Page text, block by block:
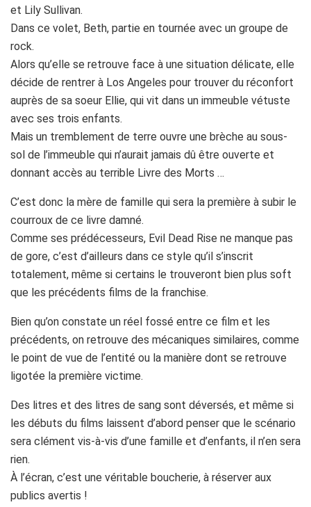
et Lily Sullivan.
Dans ce volet, Beth, partie en tournée avec un groupe de
rock.
Alors qu’elle se retrouve face à une situation délicate, elle
décide de rentrer à Los Angeles pour trouver du réconfort
auprès de sa soeur Ellie, qui vit dans un immeuble vétuste
avec ses trois enfants.
Mais un tremblement de terre ouvre une brèche au sous-
sol de l’immeuble qui n’aurait jamais dû être ouverte et
donnant accès au terrible Livre des Morts …
C’est donc la mère de famille qui sera la première à subir le
courroux de ce livre damné.
Comme ses prédécesseurs, Evil Dead Rise ne manque pas
de gore, c’est d’ailleurs dans ce style qu’il s’inscrit
totalement, même si certains le trouveront bien plus soft
que les précédents films de la franchise.
Bien qu’on constate un réel fossé entre ce film et les
précédents, on retrouve des mécaniques similaires, comme
le point de vue de l’entité ou la manière dont se retrouve
ligotée la première victime.
Des litres et des litres de sang sont déversés, et même si
les débuts du films laissent d’abord penser que le scénario
sera clément vis-à-vis d’une famille et d’enfants, il n’en sera
rien.
À l’écran, c’est une véritable boucherie, à réserver aux
publics avertis !